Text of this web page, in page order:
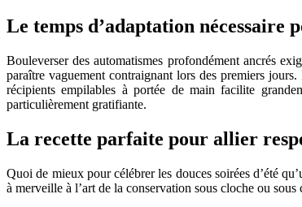
Le temps d’adaptation
Bouleverser des automatismes profondément ancrés
paraître vaguement contraignant lors des premiers
récipients empilables à portée de main facilite
particulièrement gratifiante.
La recette parfaite pour allier
Quoi de mieux pour célébrer les douces soirées d’été
à merveille à l’art de la conservation sous cloche ou